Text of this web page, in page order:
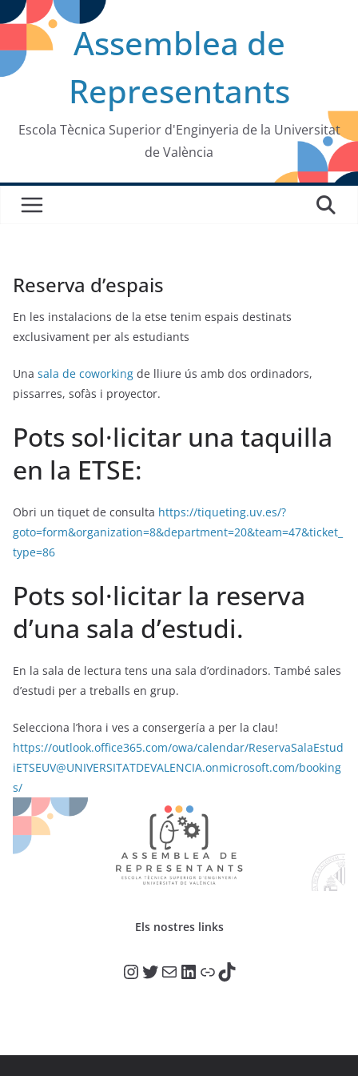
Saltar
contenido
Assemblea de
Representants
Escola Tècnica Superior d'Enginyeria de la Universitat
de València
Reserva d’espais
En les instalacions de la etse tenim espais destinats
exclusivament per als estudiants
Una sala de coworking de lliure ús amb dos ordinadors,
pissarres, sofàs i proyector.
Pots sol·licitar una taquilla
en la ETSE:
Obri un tiquet de consulta https://tiqueting.uv.es/?
goto=form&organization=8&department=20&team=47&ticket_
type=86
Pots sol·licitar la reserva
d’una sala d’estudi.
En la sala de lectura tens una sala d’ordinadors. També sales
d’estudi per a treballs en grup.
Selecciona l’hora i ves a consergería a per la clau!
https://outlook.office365.com/owa/calendar/ReservaSalaEstud
iETSEUV@UNIVERSITATDEVALENCIA.onmicrosoft.com/booking
s/
Els nostres links
@adr_etse_uv @adr_etse_uv Correo electrónico LinkedIn Enlace TikTok